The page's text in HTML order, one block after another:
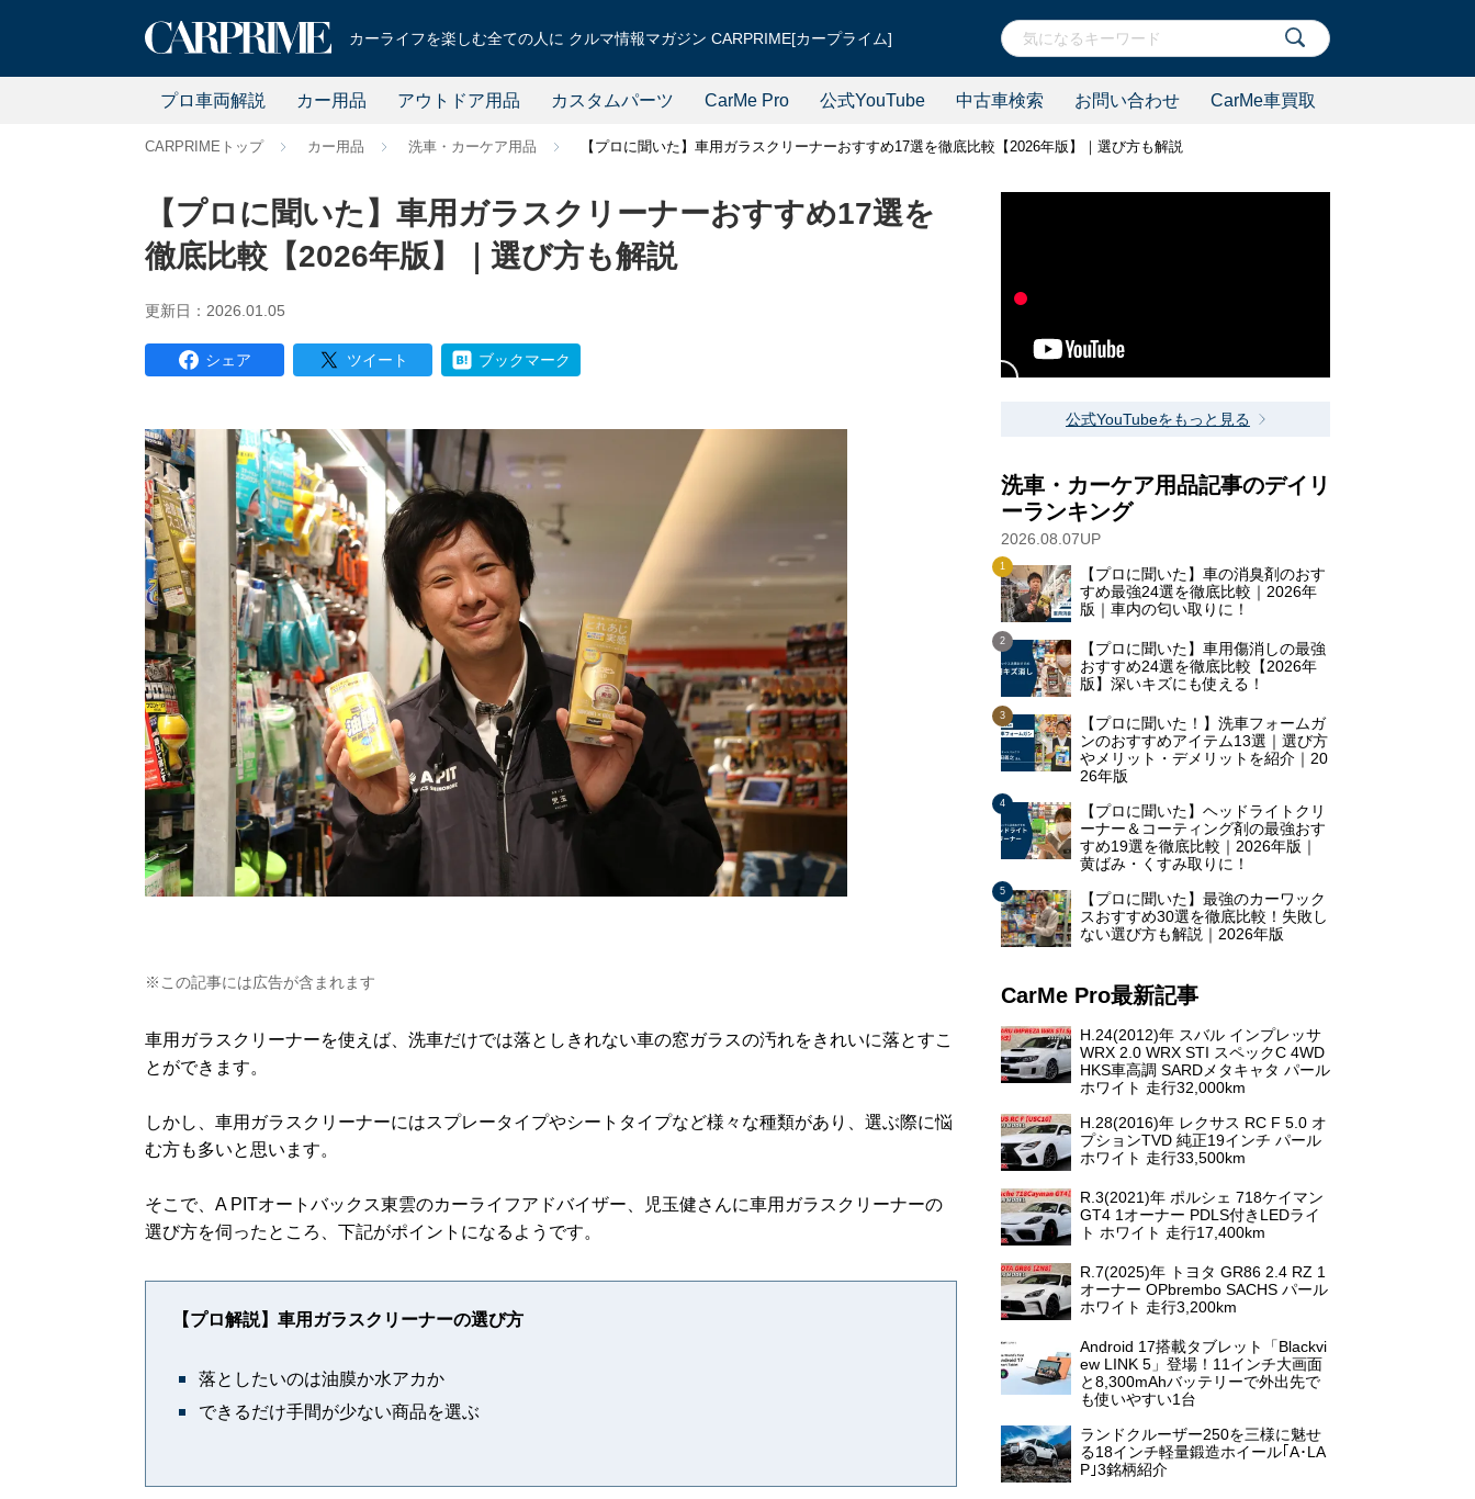
カーライフを楽しむ全ての人に クルマ情報マガジン CARPRIME[カープライム]
プロ車両解説 カー用品 アウトドア用品 カスタムパーツ CarMe Pro 公式YouTube 中古車検索 お問い合わせ CarMe車買取
CARPRIMEトップ カー用品 洗車・カーケア用品 【プロに聞いた】車用ガラスクリーナーおすすめ17選を徹底比較【2026年版】｜選び方も解説
【プロに聞いた】車用ガラスクリーナーおすすめ17選を
徹底比較【2026年版】｜選び方も解説
更新日：2026.01.05
シェア ツイート ブックマーク
※この記事には広告が含まれます
車用ガラスクリーナーを使えば、洗車だけでは落としきれない車の窓ガラスの汚れをきれいに落とすこ
とができます。
しかし、車用ガラスクリーナーにはスプレータイプやシートタイプなど様々な種類があり、選ぶ際に悩
む方も多いと思います。
そこで、A PITオートバックス東雲のカーライフアドバイザー、児玉健さんに車用ガラスクリーナーの
選び方を伺ったところ、下記がポイントになるようです。
【プロ解説】車用ガラスクリーナーの選び方
落としたいのは油膜か水アカか
できるだけ手間が少ない商品を選ぶ
公式YouTubeをもっと見る
洗車・カーケア用品記事のデイリ
ーランキング
2026.08.07UP
【プロに聞いた】車の消臭剤のおす
すめ最強24選を徹底比較｜2026年
版｜車内の匂い取りに！
【プロに聞いた】車用傷消しの最強
おすすめ24選を徹底比較【2026年
版】深いキズにも使える！
【プロに聞いた！】洗車フォームガ
ンのおすすめアイテム13選｜選び方
やメリット・デメリットを紹介｜20
26年版
【プロに聞いた】ヘッドライトクリ
ーナー＆コーティング剤の最強おす
すめ19選を徹底比較｜2026年版｜
黄ばみ・くすみ取りに！
【プロに聞いた】最強のカーワック
スおすすめ30選を徹底比較！失敗し
ない選び方も解説｜2026年版
CarMe Pro最新記事
H.24(2012)年 スバル インプレッサ
WRX 2.0 WRX STI スペックC 4WD
HKS車高調 SARDメタキャタ パール
ホワイト 走行32,000km
H.28(2016)年 レクサス RC F 5.0 オ
プションTVD 純正19インチ パール
ホワイト 走行33,500km
R.3(2021)年 ポルシェ 718ケイマン
GT4 1オーナー PDLS付きLEDライ
ト ホワイト 走行17,400km
R.7(2025)年 トヨタ GR86 2.4 RZ 1
オーナー OPbrembo SACHS パール
ホワイト 走行3,200km
Android 17搭載タブレット「Blackvi
ew LINK 5」登場！11インチ大画面
と8,300mAhバッテリーで外出先で
も使いやすい1台
ランドクルーザー250を三様に魅せ
る18インチ軽量鍛造ホイール｢A･LA
P｣3銘柄紹介